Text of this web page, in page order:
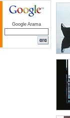
Google Arama